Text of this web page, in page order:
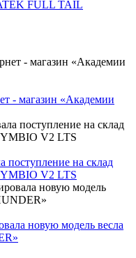
FULL TAIL
- магазин «Академии
поступление на склад
V2 LTS
новую модель весла